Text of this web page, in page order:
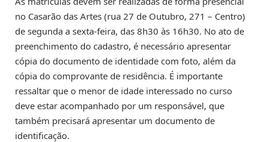
no Casarão das Artes (rua 27 de Outubro, 271 – Centro)
de segunda a sexta-feira, das 8h30 às 16h30. No ato de
preenchimento do cadastro, é necessário apresentar
cópia do documento de identidade com foto, além da
cópia do comprovante de residência. É importante
ressaltar que o menor de idade interessado no curso
deve estar acompanhado por um responsável, que
também precisará apresentar um documento de
identificação.